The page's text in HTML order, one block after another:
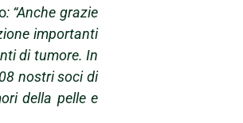
: “Anche grazie
importanti
di tumore. In
nostri soci di
della pelle e